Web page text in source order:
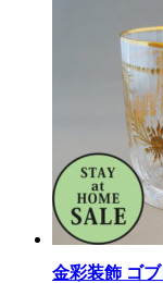
金彩装飾 ゴ